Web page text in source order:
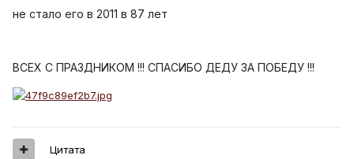
не стало его в 2011 в 87 лет
ВСЕХ С ПРАЗДНИКОМ !!! СПАСИБО ДЕДУ ЗА ПОБЕДУ !!!
Цитата